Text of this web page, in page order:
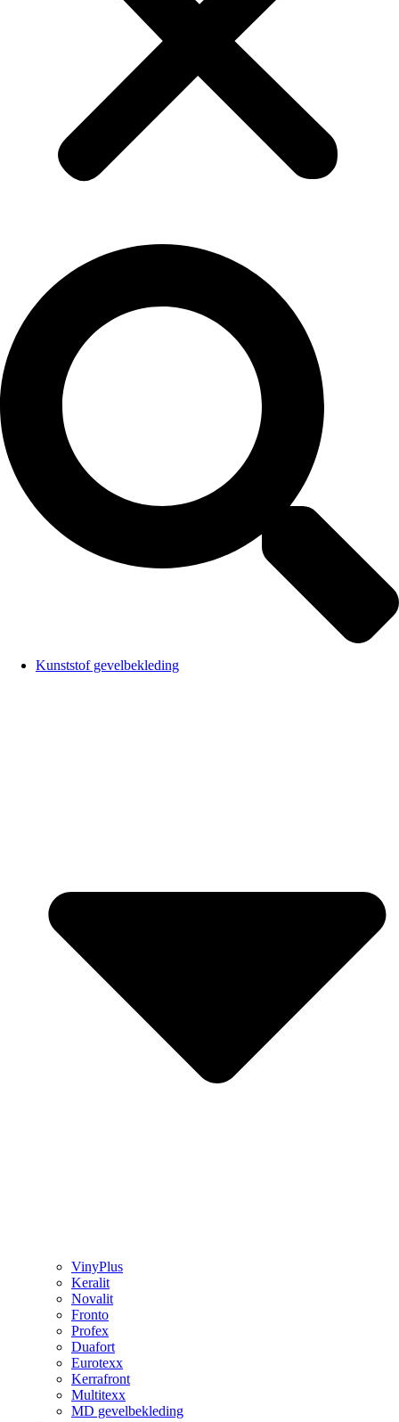
Kunststof gevelbekleding
VinyPlus
Keralit
Novalit
Fronto
Profex
Duafort
Eurotexx
Kerrafront
Multitexx
MD gevelbekleding